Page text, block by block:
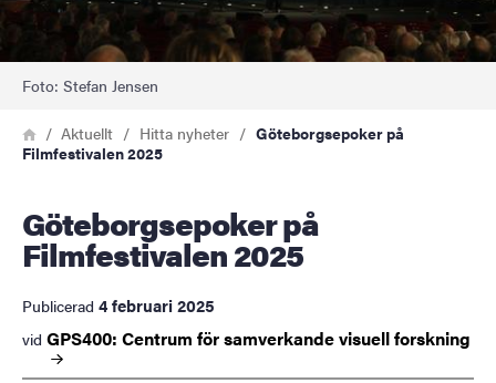
Foto: Stefan Jensen
Länkstig
HemAktuellt Hitta nyheter
Göteborgsepoker på
Filmfestivalen 2025
Göteborgsepoker på
Filmfestivalen 2025
Publicerad 4 februari 2025
vid GPS400: Centrum för samverkande visuellforskning